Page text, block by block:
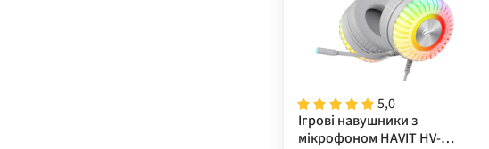
5,0
Ігрові навушники з
мікрофоном HAVIT HV-